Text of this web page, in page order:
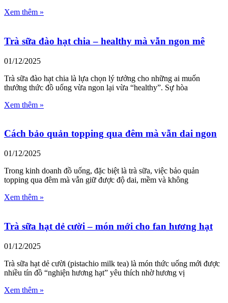
Xem thêm »
Trà sữa đào hạt chia – healthy mà vẫn ngon mê
01/12/2025
Trà sữa đào hạt chia là lựa chọn lý tưởng cho những ai muốn
thưởng thức đồ uống vừa ngon lại vừa “healthy”. Sự hòa
Xem thêm »
Cách bảo quản topping qua đêm mà vẫn dai ngon
01/12/2025
Trong kinh doanh đồ uống, đặc biệt là trà sữa, việc bảo quản
topping qua đêm mà vẫn giữ được độ dai, mềm và không
Xem thêm »
Trà sữa hạt dẻ cười – món mới cho fan hương hạt
01/12/2025
Trà sữa hạt dẻ cười (pistachio milk tea) là món thức uống mới được
nhiều tín đồ “nghiện hương hạt” yêu thích nhờ hương vị
Xem thêm »